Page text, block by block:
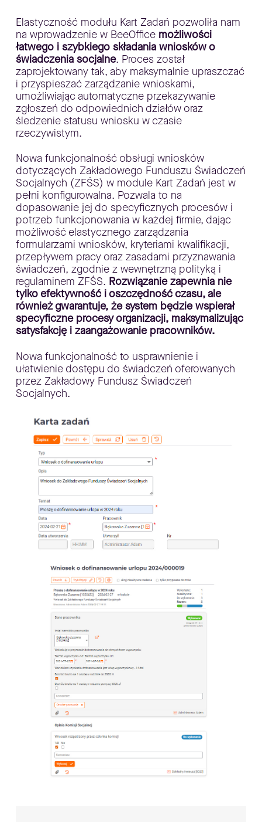
Elastyczność modułu Kart Zadań pozwoliła nam
na wprowadzenie w BeeOffice możliwości
łatwego i szybkiego składania wniosków o
świadczenia socjalne. Proces został
zaprojektowany tak, aby maksymalnie upraszczać
i przyspieszać zarządzanie wnioskami,
umożliwiając automatyczne przekazywanie
zgłoszeń do odpowiednich działów oraz
śledzenie statusu wniosku w czasie
rzeczywistym.
Nowa funkcjonalność obsługi wniosków
dotyczących Zakładowego Funduszu Świadczeń
Socjalnych (ZFŚS) w module Kart Zadań jest w
pełni konfigurowalna. Pozwala to na
dopasowanie jej do specyficznych procesów i
potrzeb funkcjonowania w każdej firmie, dając
możliwość elastycznego zarządzania
formularzami wniosków, kryteriami kwalifikacji,
przepływem pracy oraz zasadami przyznawania
świadczeń, zgodnie z wewnętrzną polityką i
regulaminem ZFŚS. Rozwiązanie zapewnia nie
tylko efektywność i oszczędność czasu, ale
również gwarantuje, że system będzie wspierał
specyficzne procesy organizacji, maksymalizując
satysfakcję i zaangażowanie pracowników.
Nowa funkcjonalność to usprawnienie i
ułatwienie dostępu do świadczeń oferowanych
przez Zakładowy Fundusz Świadczeń
Socjalnych.